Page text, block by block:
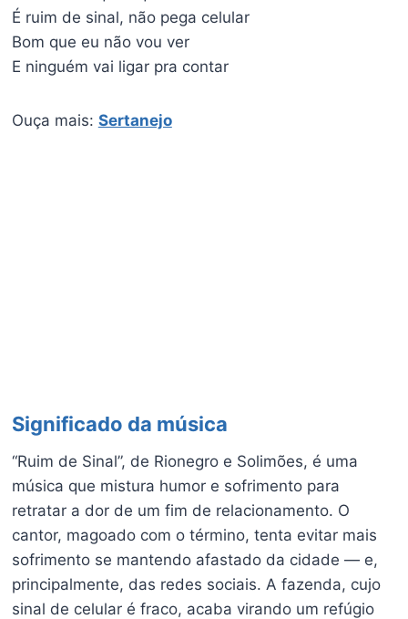
É ruim de sinal, não pega celular
Bom que eu não vou ver
E ninguém vai ligar pra contar
Ouça mais: Sertanejo
Significado da música
“Ruim de Sinal”, de Rionegro e Solimões, é uma
música que mistura humor e sofrimento para
retratar a dor de um fim de relacionamento. O
cantor, magoado com o término, tenta evitar mais
sofrimento se mantendo afastado da cidade — e,
principalmente, das redes sociais. A fazenda, cujo
sinal de celular é fraco, acaba virando um refúgio